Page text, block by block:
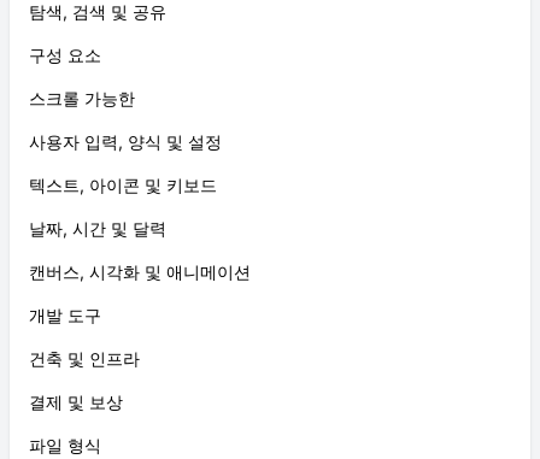
탐색, 검색 및 공유
구성 요소
스크롤 가능한
사용자 입력, 양식 및 설정
텍스트, 아이콘 및 키보드
날짜, 시간 및 달력
캔버스, 시각화 및 애니메이션
개발 도구
건축 및 인프라
결제 및 보상
파일 형식